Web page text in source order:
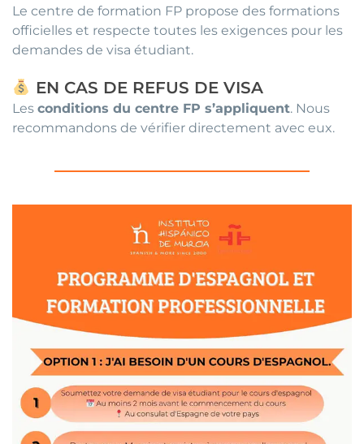
Le centre de formation FP propose des formations
officielles et respecte toutes les exigences pour les
demandes de visa étudiant.
EN CAS DE REFUS DE VISA
Les conditions du centre FP s’appliquent. Nous
recommandons de vérifier directement avec eux.